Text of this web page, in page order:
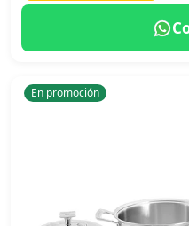
En promoción